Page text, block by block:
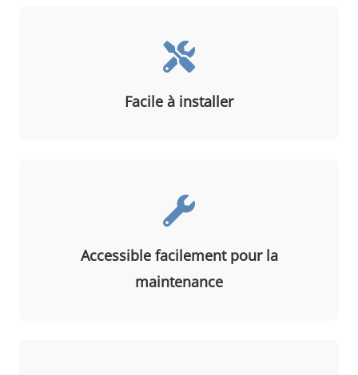
Facile à installer
Accessible facilement pour la
maintenance